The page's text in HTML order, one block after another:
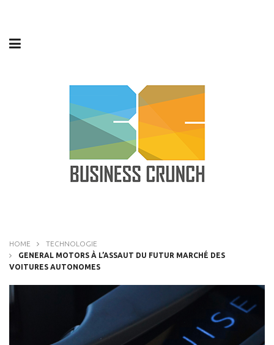
HOME
TECHNOLOGIE
GENERAL MOTORS À L’ASSAUT DU FUTUR MARCHÉ DES
VOITURES AUTONOMES